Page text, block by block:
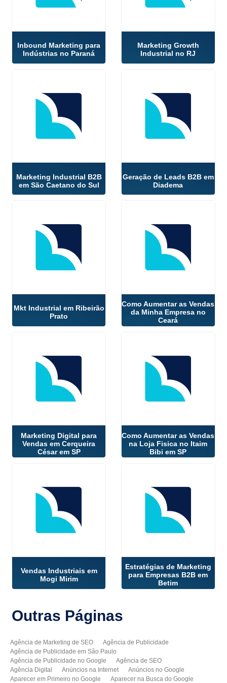
Inbound Marketing para
Indústrias no Paraná
Marketing Growth
Industrial no RJ
Marketing Industrial B2B
em São Caetano do Sul
Geração de Leads B2B em
Diadema
Mkt Industrial em Ribeirão
Prato
Como Aumentar as Vendas
da Minha Empresa no
Ceará
Marketing Digital para
Vendas em Cerqueira
César em SP
Como Aumentar as Vendas
na Loja Fisica no Itaim
Bibi em SP
Vendas Industriais em
Mogi Mirim
Estratégias de Marketing
para Empresas B2B em
Betim
Outras Páginas
Agência de Marketing de SEO
Agência de Publicidade
Agência de Publicidade em São Paulo
Agência de Publicidade no Google
Agência de SEO
Agência Digital
Anúncios na Internet
Anúncios no Google
Aparecer em Primeiro no Google
Aparecer na Busca do Google